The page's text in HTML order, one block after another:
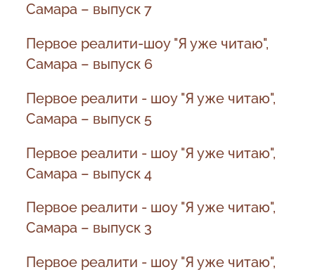
Самара – выпуск 7
Первое реалити-шоу "Я уже читаю",
Самара – выпуск 6
Первое реалити - шоу "Я уже читаю",
Самара – выпуск 5
Первое реалити - шоу "Я уже читаю",
Самара – выпуск 4
Первое реалити - шоу "Я уже читаю",
Самара – выпуск 3
Первое реалити - шоу "Я уже читаю",